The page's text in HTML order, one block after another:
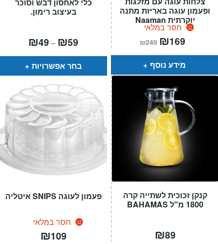
בעיצוב רימון.
₪49 – ₪59
⁦₪49⁩
עד
בחר אפשרויות
ופעמון עוגה באריזת מתנה
יוקרתית Naaman
חסר במלאי
₪249 המחיר
המקורי
היה:
₪249.
₪169
הוא:
מידע נוסף
פעמון לעוגה SNIPS איטליה
חסר במלאי
₪109
קנקן זכוכית לשתייה קרה
1800 מ"ל BAHAMAS
₪89